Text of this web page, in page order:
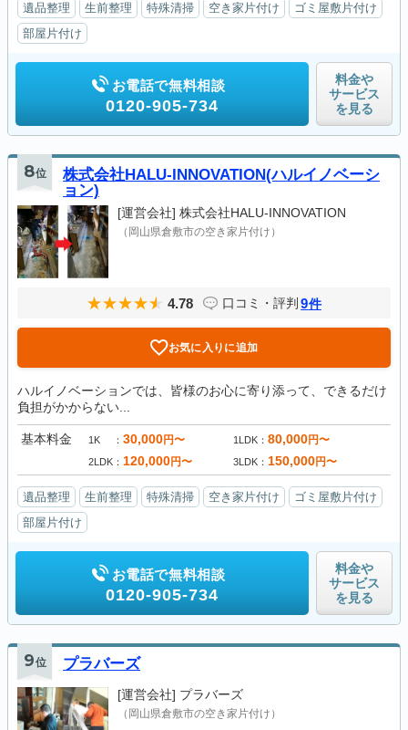
遺品整理 生前整理 特殊清掃 空き家片付け
ゴミ屋敷片付け
部屋片付け
お電話で無料相談
0120-905-734
料金や
サービス
を見る
8位
株式会社HALU-INNOVATION(ハルイノベーシ
ョン)
[運営会社] 株式会社HALU-INNOVATION
（岡山県倉敷市の空き家片付け）
4.78 口コミ・評判 9件
お気に入りに追加
ハルイノベーションでは、皆様のお心に寄り添って、できるだけ
負担がかからない...
基本料金 1K 30,000円〜 1LDK 80,000円〜
2LDK 120,000円〜 3LDK 150,000円〜
遺品整理 生前整理 特殊清掃 空き家片付け
ゴミ屋敷片付け
部屋片付け
お電話で無料相談
0120-905-734
料金や
サービス
を見る
9位 プラバーズ
[運営会社] プラバーズ
（岡山県倉敷市の空き家片付け）